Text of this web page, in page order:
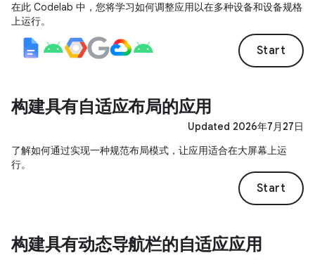
在此 Codelab 中，您将学习如何调整应用以在多种设备和设备规格
上运行。
Start
构建具有自适应布局的应用
Updated 2026年7月27日
了解如何通过实现一种规范布局模式，让应用适合在大屏幕上运
行。
Start
构建具有动态导航栏的自适应应用